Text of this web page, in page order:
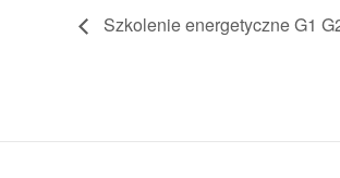
Szkolenie energetyczne G1